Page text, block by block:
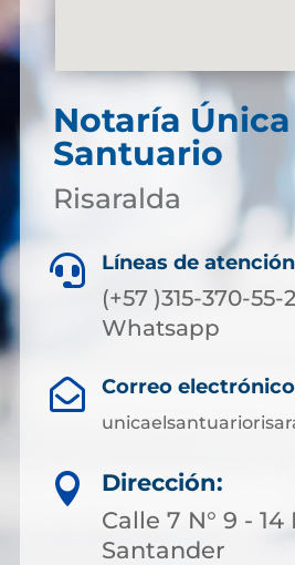
Notaría
Santuario
Risaralda
 Líneas de
(+57 )315-370-55-
Whatsapp
 Correo

Dirección:
Calle 7 N° 9 -
Santander